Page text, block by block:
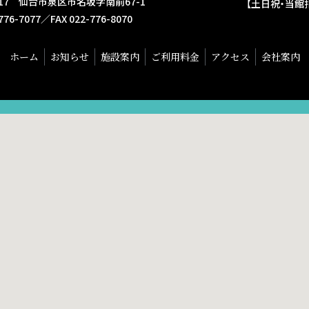
7077／FAX 022-776-8070
【土日祝・当
ホーム お知らせ 施設案内 ご利用料金 アクセス 会社案内